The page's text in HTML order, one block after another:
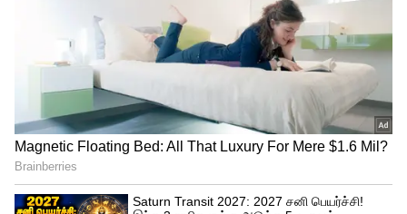
நடக்கும்? அலறவிடும் பிரமுகர்.!